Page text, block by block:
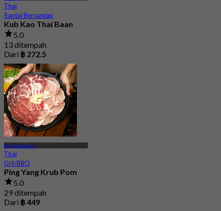
Thai
Santai Bersantap
Kub Kao Thai Baan
5.0
13 ditempah
Dari ฿ 272.5
Phatthanakan
Thai
Gril/BBQ
Ping Yang Krub Pom
5.0
29 ditempah
Dari ฿ 449